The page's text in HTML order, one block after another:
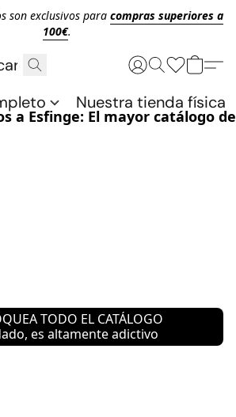
son exclusivos para compras superiores a
100€.
Nuestra tienda física
a Esfinge: El mayor catálogo
TODO EL CATÁLOGO
es altamente adictivo